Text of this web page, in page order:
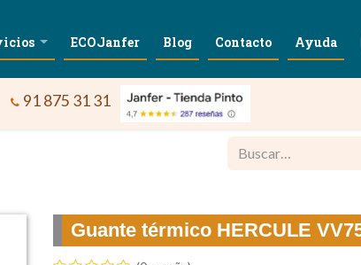
ECOJanfer Blog Contacto Ayuda
91 875 31 31
Guante térmico HERCULE